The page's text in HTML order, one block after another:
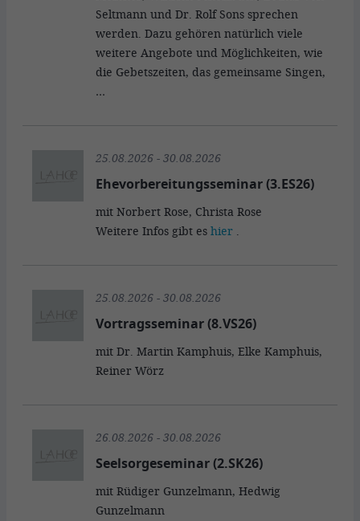
Seltmann und Dr. Rolf Sons sprechen
werden. Dazu gehören natürlich viele
weitere Angebote und Möglichkeiten, wie
die Gebetszeiten, das gemeinsame Singen,
…
25.08.2026 - 30.08.2026
Ehevorbereitungsseminar (3.ES26)
mit Norbert Rose, Christa Rose
Weitere Infos gibt es hier .
25.08.2026 - 30.08.2026
Vortragsseminar (8.VS26)
mit Dr. Martin Kamphuis, Elke Kamphuis,
Reiner Wörz
26.08.2026 - 30.08.2026
Seelsorgeseminar (2.SK26)
mit Rüdiger Gunzelmann, Hedwig
Gunzelmann